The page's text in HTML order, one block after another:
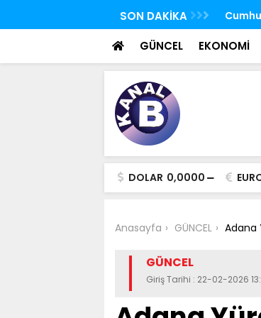
SON DAKİKA
FETÖ'nün suikast timindeki Burkay
seçim
GÜNCEL EKONOMİ
DOLAR 0,0000
Anasayfa GÜNCEL Adana
GÜNCEL
Giriş Tarihi : 22-02-2026